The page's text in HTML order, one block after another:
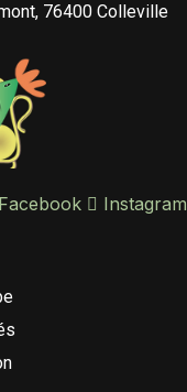
76400 Colleville
Facebook Instagram